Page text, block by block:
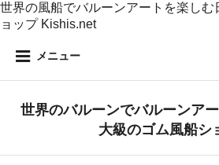
世界の風船でバルーンアートを楽し
ョップ Kishis.net
メニュー
世界のバルーンでバルーンア
大級のゴム風船シ